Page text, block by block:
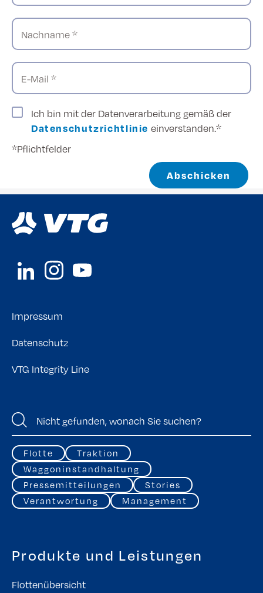
Nachname *
E-Mail *
Ich bin mit der Datenverarbeitung gemäß der
Datenschutzrichtlinie einverstanden.*
*Pflichtfelder
Abschicken
Impressum
Datenschutz
VTG Integrity Line
Flotte
Traktion
Waggoninstandhaltung
Pressemitteilungen
Stories
Verantwortung
Management
Produkte und Leistungen
Flottenübersicht